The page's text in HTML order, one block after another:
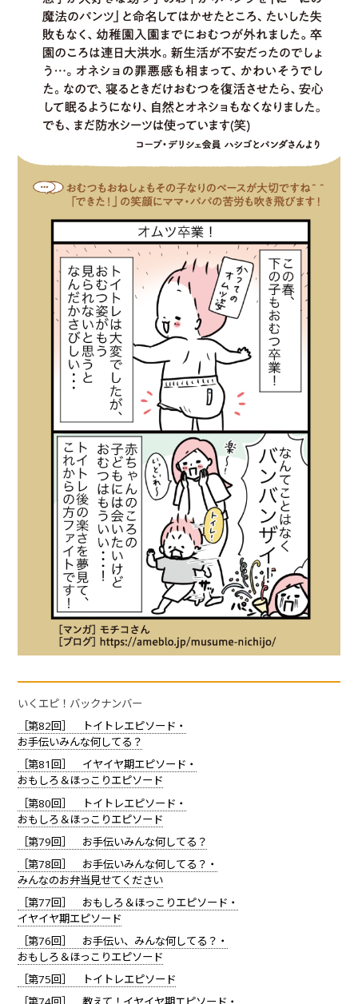
いくエピ！バックナンバー
［第82回］ トイトレエピソード・
お手伝いみんな何してる？
［第81回］ イヤイヤ期エピソード・
おもしろ＆ほっこりエピソード
［第80回］ トイトレエピソード・
おもしろ＆ほっこりエピソード
［第79回］ お手伝いみんな何してる？
［第78回］ お手伝いみんな何してる？・
みんなのお弁当見せてください
［第77回］ おもしろ＆ほっこりエピソード・
イヤイヤ期エピソード
［第76回］ お手伝い、みんな何してる？・
おもしろ＆ほっこりエピソード
［第75回］ トイトレエピソード